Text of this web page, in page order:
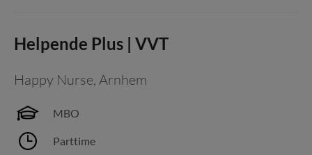
Helpende Plus | VVT
Happy Nurse, Arnhem
MBO
Parttime